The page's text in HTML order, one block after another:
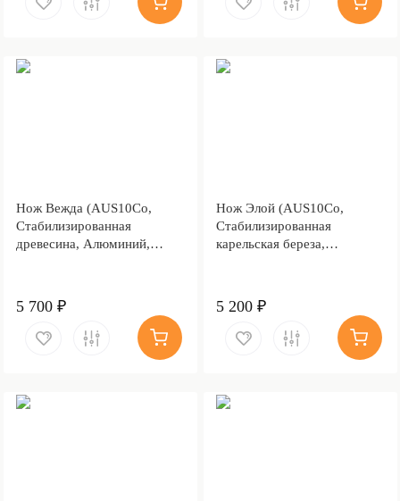
Нож Вежда (AUS10Co,
Стабилизированная
древесина, Алюминий,
5 700 ₽
Нож Элой (AUS10Co,
Стабилизированная
карельская береза,
5 200 ₽